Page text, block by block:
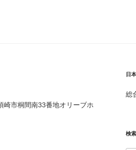
崎市桐間南33番地オリーブホ
日
総
検索